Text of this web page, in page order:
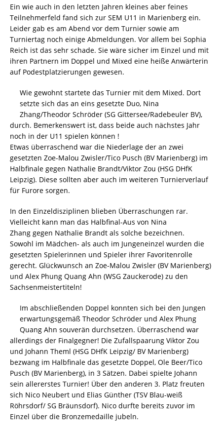
Ein wie auch in den letzten Jahren kleines aber feines
Teilnehmerfeld fand sich zur SEM U11 in Marienberg ein.
Leider gab es am Abend vor dem Turnier sowie am
Turniertag noch einige Abmeldungen. Vor allem bei Sophia
Reich ist das sehr schade. Sie wäre sicher im Einzel und mit
ihren Partnern im Doppel und Mixed eine heiße Anwärterin
auf Podestplatzierungen gewesen.
Wie gewohnt startete das Turnier mit dem Mixed. Dort
setzte sich das an eins gesetzte Duo, Nina
Zhang/Theodor Schröder (SG Gittersee/Radebeuler BV),
durch. Bemerkenswert ist, dass beide auch nächstes Jahr
noch in der U11 spielen können !
Etwas überraschend war die Niederlage der an zwei
gesetzten Zoe-Malou Zwisler/Tico Pusch (BV Marienberg) im
Halbfinale gegen Nathalie Brandt/Viktor Zou (HSG DHfK
Leipzig). Diese sollten aber auch im weiteren Turnierverlauf
für Furore sorgen.
In den Einzeldisziplinen blieben Überraschungen rar.
Vielleicht kann man das Halbfinal-Aus von Nina
Zhang gegen Nathalie Brandt als solche bezeichnen.
Sowohl im Mädchen- als auch im Jungeneinzel wurden die
gesetzten Spielerinnen und Spieler ihrer Favoritenrolle
gerecht. Glückwunsch an Zoe-Malou Zwisler (BV Marienberg)
und Alex Phung Quang Ahn (WSG Zauckerode) zu den
Sachsenmeistertiteln!
Im abschließenden Doppel konnten sich bei den Jungen
erwartungsgemäß Theodor Schröder und Alex Phung
Quang Ahn souverän durchsetzen. Überraschend war
allerdings der Finalgegner! Die Zufallspaarung Viktor Zou
und Johann Theml (HSG DHfK Leipzig/ BV Marienberg)
bezwang im Halbfinale das gesetzte Doppel, Ole Beer/Tico
Pusch (BV Marienberg), in 3 Sätzen. Dabei spielte Johann
sein allererstes Turnier! Über den anderen 3. Platz freuten
sich Nico Neubert und Elias Günther (TSV Blau-weiß
Röhrsdorf/ SG Bräunsdorf). Nico durfte bereits zuvor im
Einzel über die Bronzemedaille jubeln.